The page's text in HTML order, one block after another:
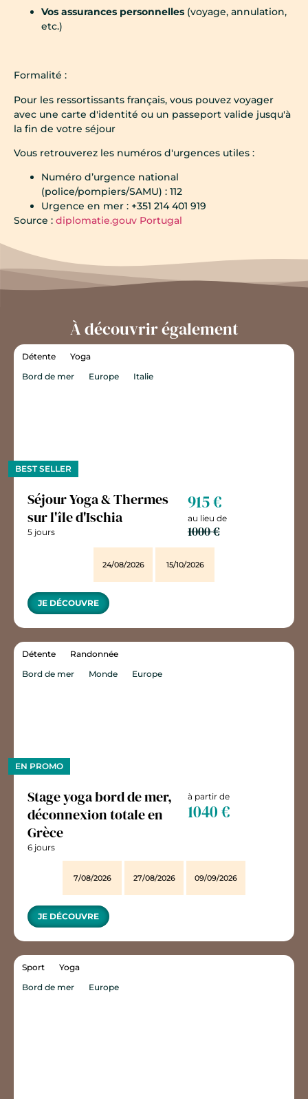
Vos assurances personnelles (voyage, annulation,
etc.)
Formalité :
Pour les ressortissants français, vous pouvez voyager
avec une carte d'identité ou un passeport valide jusqu'à
la fin de votre séjour
Vous retrouverez les numéros d'urgences utiles :
Numéro d’urgence national
(police/pompiers/SAMU) : 112
Urgence en mer : +351 214 401 919
Source : diplomatie.gouv Portugal
À découvrir également
Détente
Yoga
Bord de mer
Europe Italie
BEST SELLER
Séjour Yoga & Thermes
sur l'île d'Ischia
5 jours
915 €
au lieu de
1000 €
24/08/2026 15/10/2026
JE DÉCOUVRE
Détente
Randonnée
Bord de mer
Monde Europe
EN PROMO
Stage yoga bord de mer,
déconnexion totale en
Grèce
6 jours
à partir de
1040 €
7/08/2026 27/08/2026 09/09/2026
JE DÉCOUVRE
Sport
Yoga
Bord de mer
Europe